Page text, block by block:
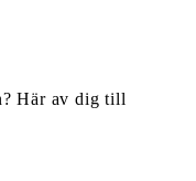
Här av dig till